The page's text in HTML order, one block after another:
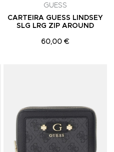
GUESS
CARTEIRA GUESS LINDSEY
SLG LRG ZIP AROUND
60,00 €